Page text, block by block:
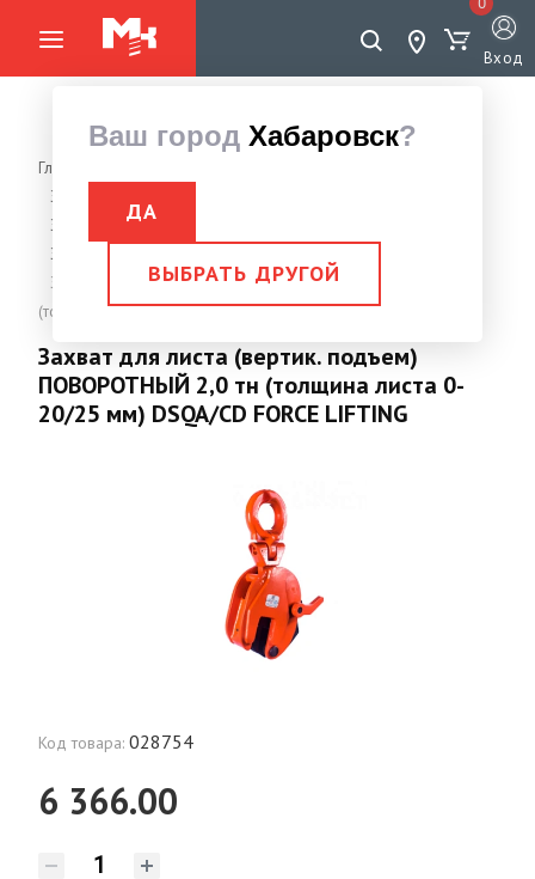
Ваш город Хабаровск?
ДА
ВЫБРАТЬ ДРУГОЙ
Вход
Главная страница
Захваты, Струбцины монтажные
Захват для листовых материалов
Захват для вертикального подъема листовых материалов
Захват для листа (вертик. подъем) ПОВОРОТНЫЙ 2,0 тн
(толщина листа 0-20/25 мм) DSQA/CD FORCE LIFTING
Захват для листа (вертик. подъем)
ПОВОРОТНЫЙ 2,0 тн (толщина листа 0-
20/25 мм) DSQA/CD FORCE LIFTING
Код товара: 028754
6 366.00